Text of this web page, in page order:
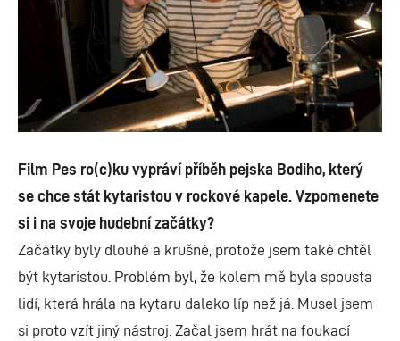
Film Pes ro(c)ku vypráví příběh pejska Bodiho, který
se chce stát kytaristou v rockové kapele. Vzpomenete
si i na svoje hudební začátky?
Začátky byly dlouhé a krušné, protože jsem také chtěl
být kytaristou. Problém byl, že kolem mě byla spousta
lidí, která hrála na kytaru daleko líp než já. Musel jsem
si proto vzít jiný nástroj. Začal jsem hrát na foukací